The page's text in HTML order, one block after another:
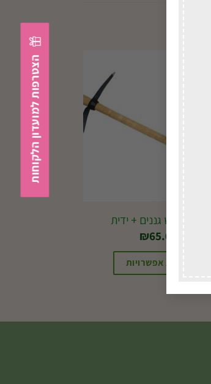
₪65.00
בחירת אפשרויות
הצטרפות למועדון הלקוחות